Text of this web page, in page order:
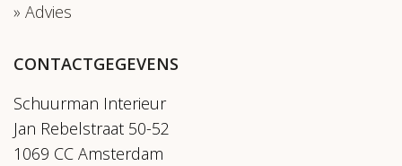
Advies
CONTACTGEGEVENS
Schuurman Interieur
Jan Rebelstraat 50-52
1069 CC Amsterdam